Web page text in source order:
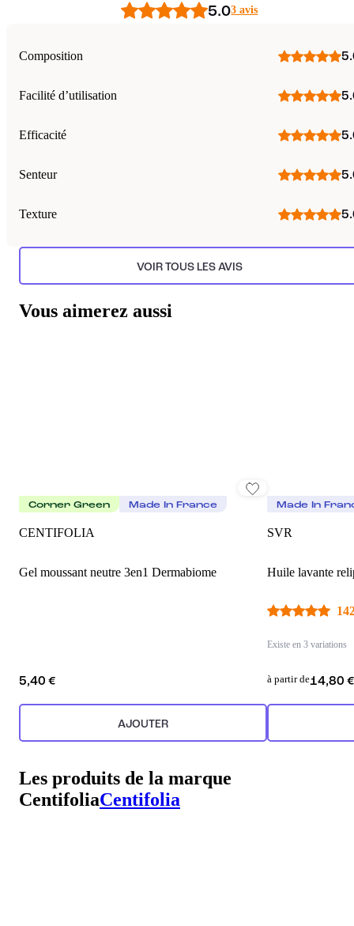
5.03 avis
Composition
Facilité d’utilisation
Efficacité
Senteur
Texture
VOIR TOUS LES AVIS
Vous aimerez aussi
Corner Green Made In France
CENTIFOLIA
Gel moussant neutre 3en1 Dermabiome
5,40 €
AJOUTER
Made In
SVR
Huile lavante
Existe en 3 variations
à partir de14,80 €
Les produits de la marque
CentifoliaCentifolia